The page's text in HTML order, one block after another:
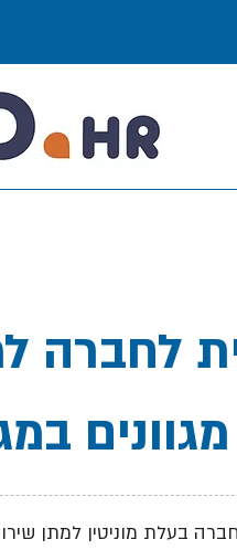
לחברה
בעלת מוניטין למתן